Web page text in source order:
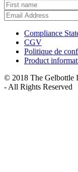
Compliance
CGV
Politique de
Product
© 2018 The Gelbottle
- All Rights Reserved